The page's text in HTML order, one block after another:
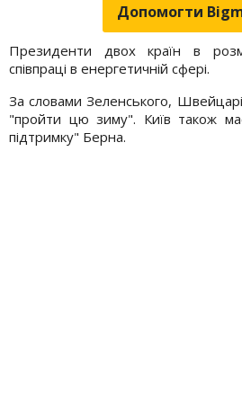
Допомогти
Президенти двох країн в
співпраці в енергетичній сфері.
За словами Зеленського,
"пройти цю зиму". Київ також
підтримку" Берна.